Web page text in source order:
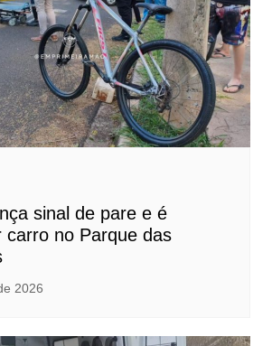
sinal de pare e é
carro no Parque das
2026